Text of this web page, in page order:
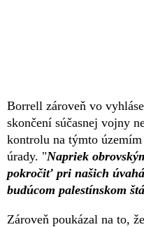
Borrell zároveň vo
skončení súčasnej vojny
kontrolu na týmto
úrady. "Napriek
pokročiť pri našich
budúcom palestínskom
Zároveň poukázal na to,